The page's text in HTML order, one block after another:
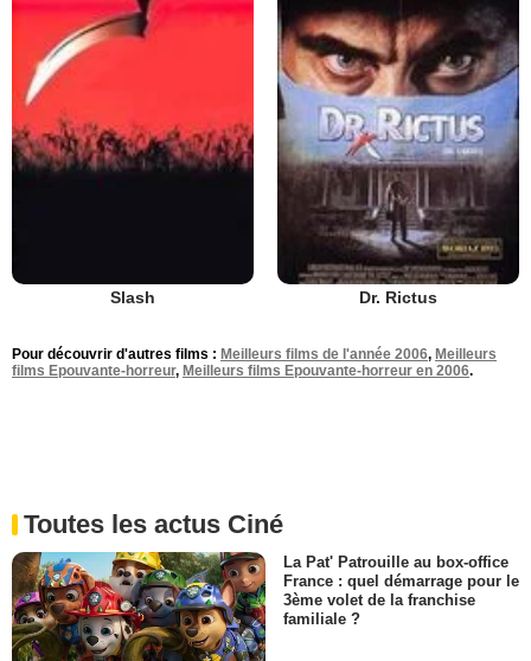
Slash Dr. Rictus
Pour découvrir d'autres films : Meilleurs films de l'année 2006, Meilleurs
films Epouvante-horreur, Meilleurs films Epouvante-horreur en 2006.
Toutes les actus Ciné
La Pat' Patrouille au box-office
France : quel démarrage pour le
3ème volet de la franchise
familiale ?